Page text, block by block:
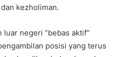
kezholiman.
negeri “bebas aktif”
posisi yang terus